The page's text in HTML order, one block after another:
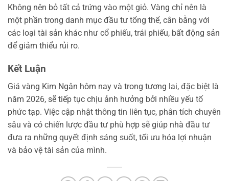
Không nên bỏ tất cả trứng vào một giỏ. Vàng chỉ nên là
một phần trong danh mục đầu tư tổng thể, cân bằng với
các loại tài sản khác như cổ phiếu, trái phiếu, bất động sản
để giảm thiểu rủi ro.
Kết Luận
Giá vàng Kim Ngân hôm nay và trong tương lai, đặc biệt là
năm 2026, sẽ tiếp tục chịu ảnh hưởng bởi nhiều yếu tố
phức tạp. Việc cập nhật thông tin liên tục, phân tích chuyên
sâu và có chiến lược đầu tư phù hợp sẽ giúp nhà đầu tư
đưa ra những quyết định sáng suốt, tối ưu hóa lợi nhuận
và bảo vệ tài sản của mình.